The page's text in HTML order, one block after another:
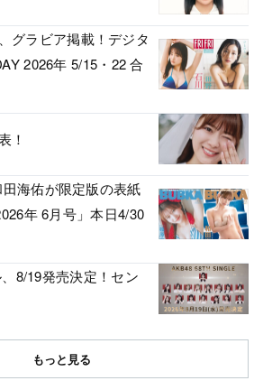
グラビア掲載！デジタ
2026年 5/15・22 合
！
海佑が限定版の表紙
年 6月号」本日4/30
8/19発売決定！セン
もっと見る